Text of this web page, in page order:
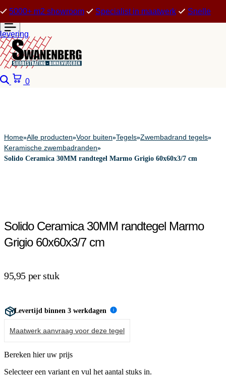
5000+ m2 showroom Specialist in maatwerk Snelle
levering
Zoeken
0
Home»Alle producten»Voor buiten»Tegels»Zwembadrand tegels»
Keramische zwembadranden»
Solido Ceramica 30MM randtegel Marmo Grigio 60x60x3/7 cm
Solido Ceramica 30MM randtegel Marmo
Grigio 60x60x3/7 cm
95,95 per stuk
Levertijd binnen 3 werkdagen i
Maatwerk aanvraag voor deze tegel
Bereken hier uw prijs
Selecteer een variant en vul het aantal stuks in.